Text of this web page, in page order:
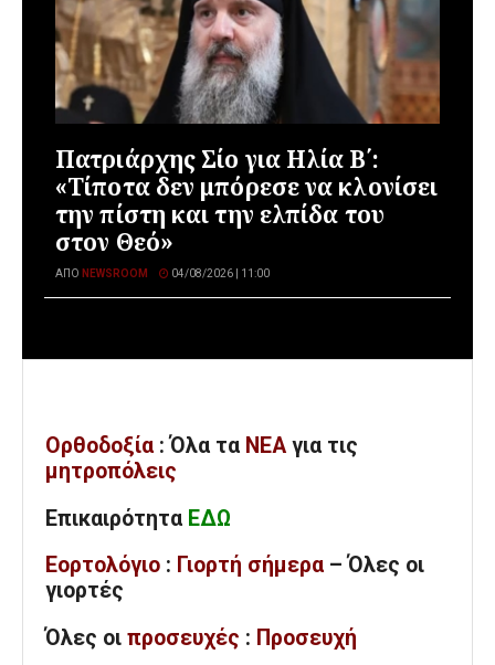
Πατριάρχης Σίο για Ηλία Β΄:
«Τίποτα δεν μπόρεσε να κλονίσει
την πίστη και την ελπίδα του
στον Θεό»
ΑΠΌ NEWSROOM 04/08/2026 | 11:00
Ορθοδοξία : Όλα τα ΝΕΑ για τις
μητροπόλεις
Επικαιρότητα ΕΔΩ
Εορτολόγιο : Γιορτή σήμερα – Όλες οι
γιορτές
Όλες οι προσευχές : Προσευχή